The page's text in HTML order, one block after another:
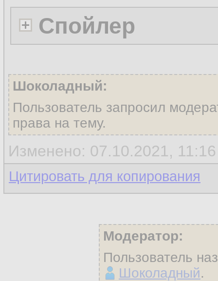
Спойлер
Шоколадный:
Пользователь запросил
права на тему.
Изменено: 07.10.2021,
Цитировать для копирования
Модератор:
Пользователь
Шоколадный.